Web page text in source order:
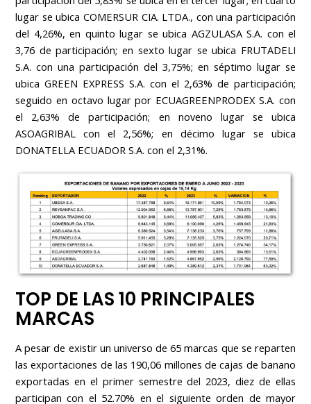
lugar se ubica COMERSUR CIA. LTDA., con una participación
del 4,26%, en quinto lugar se ubica AGZULASA S.A. con el
3,76 de participación; en sexto lugar se ubica FRUTADELI
S.A. con una participación del 3,75%; en séptimo lugar se
ubica GREEN EXPRESS S.A. con el 2,63% de participación;
seguido en octavo lugar por ECUAGREENPRODEX S.A. con
el 2,63% de participación; en noveno lugar se ubica
ASOAGRIBAL con el 2,56%; en décimo lugar se ubica
DONATELLA ECUADOR S.A. con el 2,31%.
TOP DE LAS 10 PRINCIPALES
MARCAS
A pesar de existir un universo de 65 marcas que se reparten
las exportaciones de las 190,06 millones de cajas de banano
exportadas en el primer semestre del 2023, diez de ellas
participan con el 52.70% en el siguiente orden de mayor